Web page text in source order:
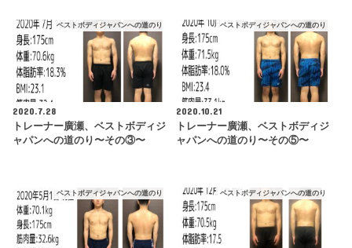
ベストボディジャパンへの道のり
2020.7.28
トレーナー廣瀬、ベストボディジ
ャパンへの道のり〜その③〜
ベストボディジャパンへの道のり
2020.10.21
トレーナー廣瀬、ベストボディジ
ャパンへの道のり〜その⑤〜
ベストボディジャパンへの道のり ベストボディジャパンへの道のり